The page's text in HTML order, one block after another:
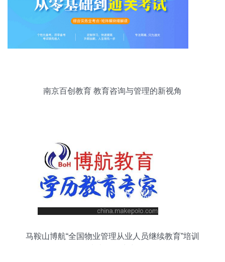
南京百创教育 教育咨询与管理的新视角
马鞍山博航“全国物业管理从业人员继续教育”培训